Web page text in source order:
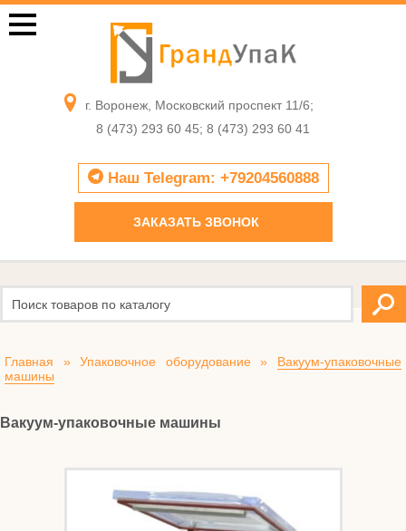
г. Воронеж, Московский проспект 11/6;
8 (473) 293 60 45; 8 (473) 293 60 41
Наш Telegram: +79204560888
ЗАКАЗАТЬ ЗВОНОК
Главная »Упаковочное оборудование» Вакуум-упаковочные
машины
Вакуум-упаковочные машины